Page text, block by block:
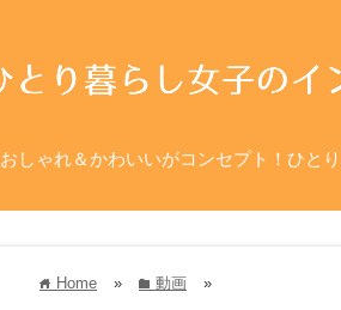
おしゃれ＆かわいいがコンセプト！ひと
home Home » folder 動画 »